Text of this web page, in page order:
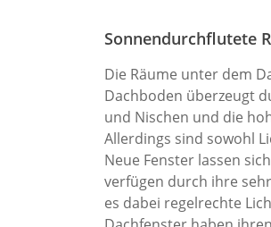
Sonnendurchflutete
Die Räume unter dem
Dachboden überzeugt
und Nischen und die
Allerdings sind sowohl
Neue Fenster lassen
verfügen durch ihre
es dabei regelrechte